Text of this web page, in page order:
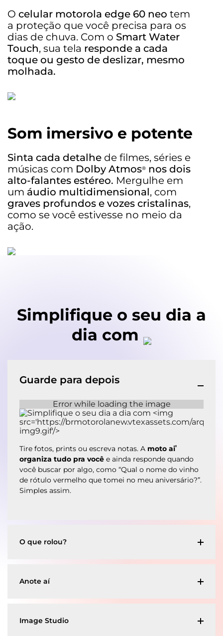
O celular motorola edge 60 neo tem
a proteção que você precisa para os
dias de chuva. Com o Smart Water
Touch, sua tela responde a cada
toque ou gesto de deslizar, mesmo
molhada.
Som imersivo e potente
Sinta cada detalhe de filmes, séries e
músicas com Dolby Atmos® nos dois
alto-falantes estéreo. Mergulhe em
um áudio multidimensional, com
graves profundos e vozes cristalinas,
como se você estivesse no meio da
ação.
Simplifique o seu dia a
dia com
Guarde para depois
Tire fotos, prints ou escreva notas. A moto ai⁸
organiza tudo pra você e ainda responde quando
você buscar por algo, como “Qual o nome do vinho
de rótulo vermelho que tomei no meu aniversário?”.
Simples assim.
O que rolou?
Anote aí
Image Studio